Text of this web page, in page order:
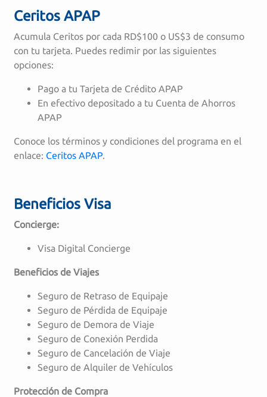
Ceritos APAP
Acumula Ceritos por cada RD$100 o US$3 de consumo
con tu tarjeta. Puedes redimir por las siguientes
opciones:
Pago a tu Tarjeta de Crédito APAP
En efectivo depositado a tu Cuenta de Ahorros
APAP
Conoce los términos y condiciones del programa en el
enlace: Ceritos APAP.
Beneficios Visa
Concierge:
Visa Digital Concierge
Beneficios de Viajes
Seguro de Retraso de Equipaje
Seguro de Pérdida de Equipaje
Seguro de Demora de Viaje
Seguro de Conexión Perdida
Seguro de Cancelación de Viaje
Seguro de Alquiler de Vehículos
Protección de Compra